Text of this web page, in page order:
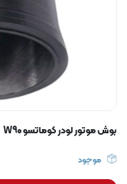
بوش موتور لودر کوماتسو W90
موجود